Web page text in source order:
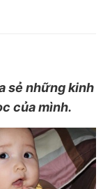
sẻ những kinh
của mình.